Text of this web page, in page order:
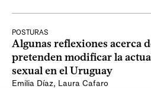
POSTURAS
Algunas reflexiones acerca
pretenden modificar la
sexual en el Uruguay
Emilia Díaz, Laura Cafaro